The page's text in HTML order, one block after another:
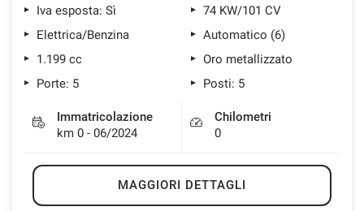
Iva esposta: Sì
74 KW/101 CV
Elettrica/Benzina
Automatico (6)
1.199 cc
Oro metallizzato
Porte: 5
Posti: 5
Immatricolazione
km 0 - 06/2024
Chilometri
0
MAGGIORI DETTAGLI